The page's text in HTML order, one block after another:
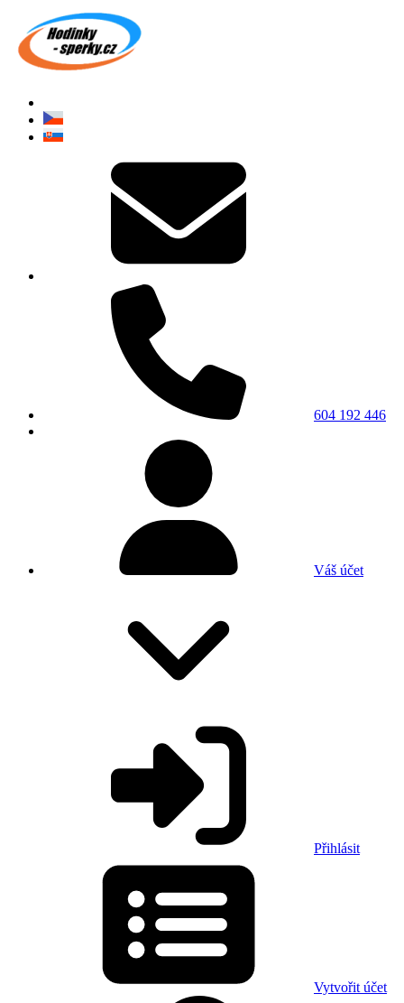
604 192 446
Váš účet
Přihlásit
Vytvořit účet